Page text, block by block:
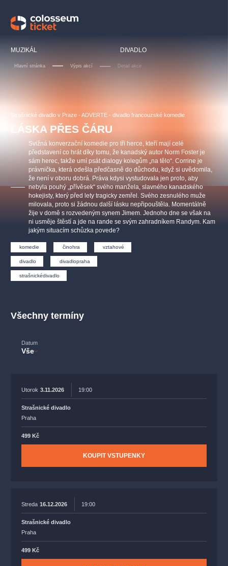
MUZIKÁL DIVADLO
Hlavní stránka Výpis akcí Detail akce
Strašnické divadlo v Praze - ADVERTE - divadlo francouzské komedie
LÁSKA PŘES ČÁRU
Svižná konverzační komedie pro tři herce, kteří mají celé
představení co hrát díky tomu, že kanadský autor Norm Foster je
sám herec, takže umí psát dialogy kolegům „na tělo“. Corrine je
právnička, která odešla předčasně do důchodu, když si uvědomila,
že není v oboru dobrá. Práva kdysi vystudovala jen proto, aby
nebyla pouhý „přívěsek“ svého manžela, slavného kanadského
hokejisty, který před lety tragicky zemřel. Svého zesnulého muže
milovala, proto si žádnou další lásku nepřipouštěla. Momentálně
žije v domě s rozvedeným synem Jimem. Jednoho dne se však na
ni usměje štěstí a jde na rande se svým zahradníkem Randym. Kam
jakým situacím schůzka povede?
komedie činohra vztahové
divadlo divadlopraha
strašnickédivadlo
Všechny termíny
Datum
Vše
Utorok 3.11.2026 19:00
Strašnické divadlo
Praha
499 Kč
KOUPIT VSTUPENKY
Streda 16.12.2026 19:00
Strašnické divadlo
Praha
499 Kč
OBYČEJNÁ HOLKA
Agentura 44, s.r.o.
Pink Panther Agency,
s.r.o.
Kultura pod hvězdami
Ostatní hledají
muzikálypraha
Nejnavštěvovanější
muzikálypraha divadlopraha
muzikál národnídivadlo činohra